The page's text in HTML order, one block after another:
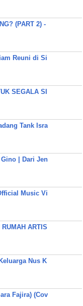
(PART 2) -
Reuni di Si
SEGALA SI
Tank Isra
| Dari Jen
Music Vi
ARTIS
Nus K
Fajira) (Cov